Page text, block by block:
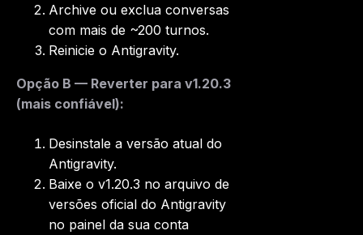
Archive ou exclua conversas
com mais de ~200 turnos.
Reinicie o Antigravity.
Opção B — Reverter para v1.20.3
(mais confiável):
Desinstale a versão atual do
Antigravity.
Baixe o v1.20.3 no arquivo de
versões oficial do Antigravity
no painel da sua conta